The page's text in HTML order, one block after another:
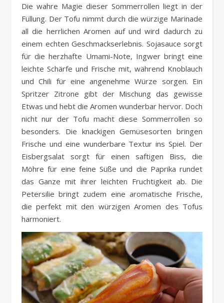
Die wahre Magie dieser Sommerrollen liegt in der
Füllung. Der Tofu nimmt durch die würzige Marinade
all die herrlichen Aromen auf und wird dadurch zu
einem echten Geschmackserlebnis. Sojasauce sorgt
für die herzhafte Umami-Note, Ingwer bringt eine
leichte Schärfe und Frische mit, während Knoblauch
und Chili für eine angenehme Würze sorgen. Ein
Spritzer Zitrone gibt der Mischung das gewisse
Etwas und hebt die Aromen wunderbar hervor. Doch
nicht nur der Tofu macht diese Sommerrollen so
besonders. Die knackigen Gemüsesorten bringen
Frische und eine wunderbare Textur ins Spiel. Der
Eisbergsalat sorgt für einen saftigen Biss, die
Möhre für eine feine Süße und die Paprika rundet
das Ganze mit ihrer leichten Fruchtigkeit ab. Die
Petersilie bringt zudem eine aromatische Frische,
die perfekt mit den würzigen Aromen des Tofus
harmoniert.